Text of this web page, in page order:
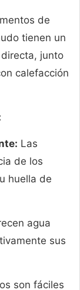
de
tienen un
junto
calefacción
Las
de los
huella de
agua
sus
son fáciles